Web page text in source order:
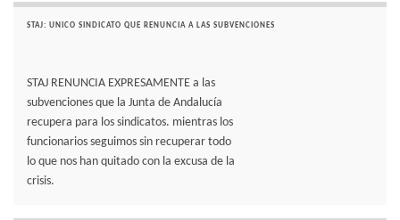
STAJ: UNICO SINDICATO QUE RENUNCIA A LAS SUBVENCIONES
STAJ RENUNCIA EXPRESAMENTE a las
subvenciones que la Junta de Andalucía
recupera para los sindicatos. mientras los
funcionarios seguimos sin recuperar todo
lo que nos han quitado con la excusa de la
crisis.